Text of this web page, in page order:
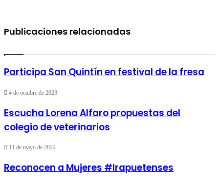
Publicaciones relacionadas
Participa San Quintín en festival de la fresa
4 de octubre de 2023
Escucha Lorena Alfaro propuestas del
colegio de veterinarios
11 de mayo de 2024
Reconocen a Mujeres #Irapuetenses